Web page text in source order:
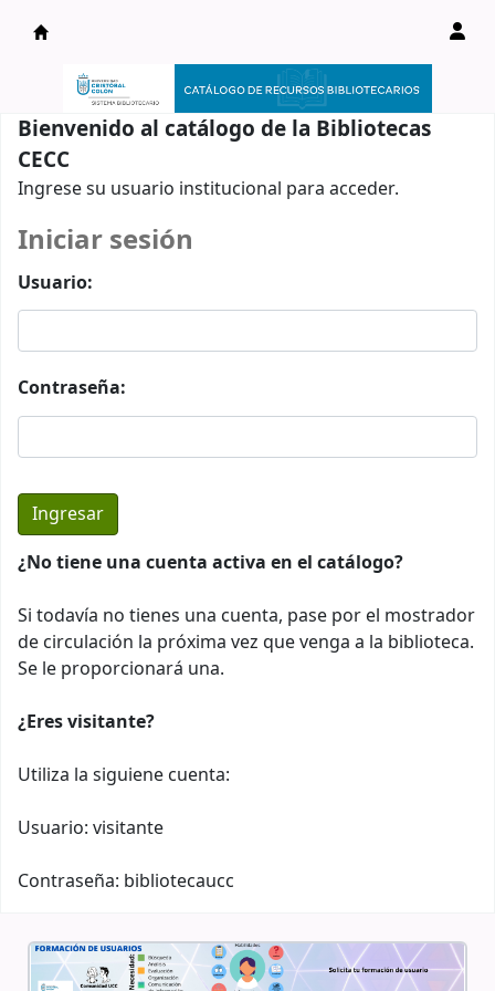
Catálogo en línea
Bienvenido al catálogo de la Bibliotecas
CECC
Ingrese su usuario institucional para acceder.
Iniciar sesión
Usuario:
Contraseña:
¿No tiene una cuenta activa en el catálogo?
Si todavía no tienes una cuenta, pase por el mostrador
de circulación la próxima vez que venga a la biblioteca.
Se le proporcionará una.
¿Eres visitante?
Utiliza la siguiene cuenta:
Usuario: visitante
Contraseña: bibliotecaucc